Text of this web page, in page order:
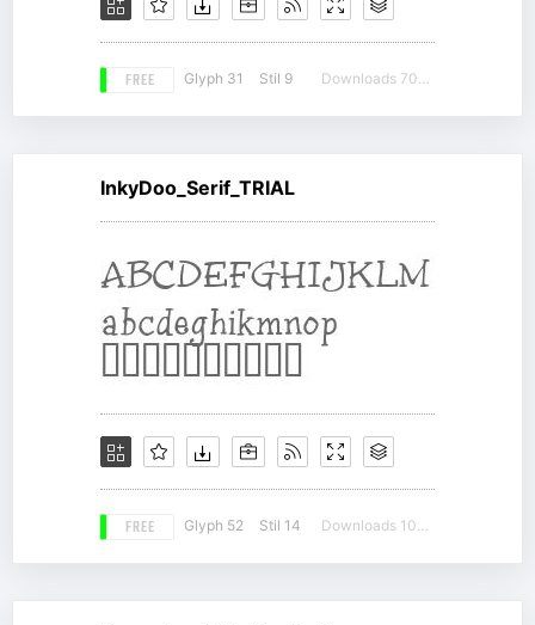
FREE Glyph 31 Stil 9 Downloads 7039
InkyDoo_Serif_TRIAL
FREE Glyph 52 Stil 14 Downloads 10357